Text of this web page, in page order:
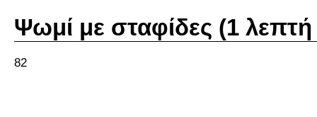
Ψωμί με σταφίδες (1
82